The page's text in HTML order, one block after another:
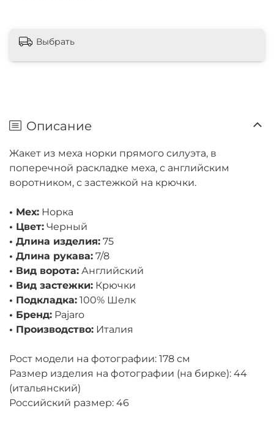
Выбрать
Описание
Жакет из меха норки прямого силуэта, в
поперечной раскладке меха, с английским
воротником, с застежкой на крючки.
• Мех: Норка
• Цвет: Черный
• Длина изделия: 75
• Длина рукава: 7/8
• Вид ворота: Английский
• Вид застежки: Крючки
• Подкладка: 100% Шелк
• Бренд: Pajaro
• Производство: Италия
Рост модели на фотографии: 178 см
Размер изделия на фотографии (на бирке): 44
(итальянский)
Российский размер: 46